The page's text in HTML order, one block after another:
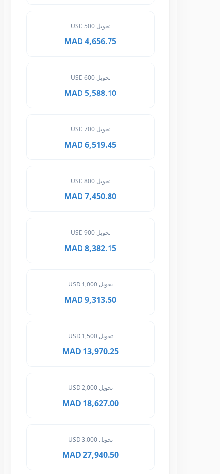
تحويل 500 USD
4,656.75 MAD
تحويل 600 USD
5,588.10 MAD
تحويل 700 USD
6,519.45 MAD
تحويل 800 USD
7,450.80 MAD
تحويل 900 USD
8,382.15 MAD
تحويل 1,000 USD
9,313.50 MAD
تحويل 1,500 USD
13,970.25 MAD
تحويل 2,000 USD
18,627.00 MAD
تحويل 3,000 USD
27,940.50 MAD